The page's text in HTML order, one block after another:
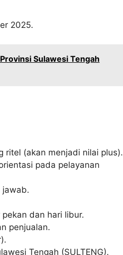
2025.
Sulawesi Tengah
ritel (akan menjadi nilai plus).
pada pelayanan
jawab.
dan hari libur.
penjualan.
Tengah (SULTENG).